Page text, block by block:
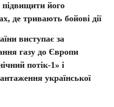
його
де тривають бойові дії
виступає за
газу до Європи
потік-1» і
української